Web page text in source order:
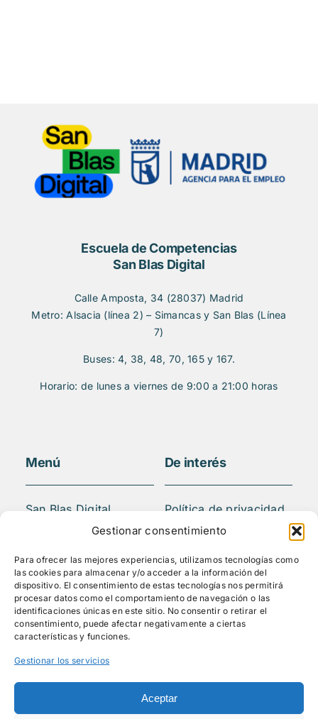
Gestionar consentimiento
Para ofrecer las mejores experiencias, utilizamos tecnologías como
las cookies para almacenar y/o acceder a la información del
dispositivo. El consentimiento de estas tecnologías nos permitirá
procesar datos como el comportamiento de navegación o las
identificaciones únicas en este sitio. No consentir o retirar el
consentimiento, puede afectar negativamente a ciertas
características y funciones.
Gestionar los servicios
Aceptar
Escuela de Competencias
San Blas Digital
Calle Amposta, 34 (28037) Madrid
Metro: Alsacia (línea 2) – Simancas y San Blas (Línea
7)
Buses: 4, 38, 48, 70, 165 y 167.
Horario: de lunes a viernes de 9:00 a 21:00 horas
Menú
San Blas Digital
Quiénes somos
Actividades
Blog
Mediateca
Contacto
De interés
Política de privacidad
Aviso legal